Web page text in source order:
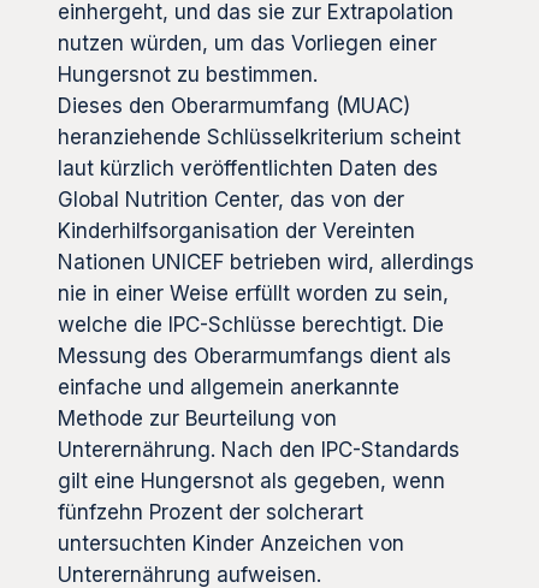
einhergeht, und das sie zur Extrapolation
nutzen würden, um das Vorliegen einer
Hungersnot zu bestimmen.
Dieses den Oberarmumfang (MUAC)
heranziehende Schlüsselkriterium scheint
laut kürzlich veröffentlichten Daten des
Global Nutrition Center, das von der
Kinderhilfsorganisation der Vereinten
Nationen UNICEF betrieben wird, allerdings
nie in einer Weise erfüllt worden zu sein,
welche die IPC-Schlüsse berechtigt. Die
Messung des Oberarmumfangs dient als
einfache und allgemein anerkannte
Methode zur Beurteilung von
Unterernährung. Nach den IPC-Standards
gilt eine Hungersnot als gegeben, wenn
fünfzehn Prozent der solcherart
untersuchten Kinder Anzeichen von
Unterernährung aufweisen.